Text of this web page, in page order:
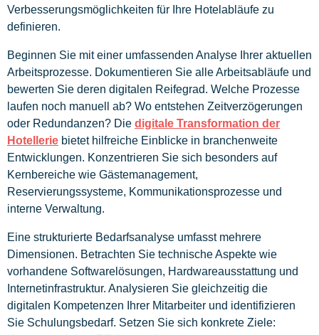
Verbesserungsmöglichkeiten für Ihre Hotelabläufe zu
definieren.
Beginnen Sie mit einer umfassenden Analyse Ihrer aktuellen
Arbeitsprozesse. Dokumentieren Sie alle Arbeitsabläufe und
bewerten Sie deren digitalen Reifegrad. Welche Prozesse
laufen noch manuell ab? Wo entstehen Zeitverzögerungen
oder Redundanzen? Die digitale Transformation der
Hotellerie bietet hilfreiche Einblicke in branchenweite
Entwicklungen. Konzentrieren Sie sich besonders auf
Kernbereiche wie Gästemanagement,
Reservierungssysteme, Kommunikationsprozesse und
interne Verwaltung.
Eine strukturierte Bedarfsanalyse umfasst mehrere
Dimensionen. Betrachten Sie technische Aspekte wie
vorhandene Softwarelösungen, Hardwareausstattung und
Internetinfrastruktur. Analysieren Sie gleichzeitig die
digitalen Kompetenzen Ihrer Mitarbeiter und identifizieren
Sie Schulungsbedarf. Setzen Sie sich konkrete Ziele: